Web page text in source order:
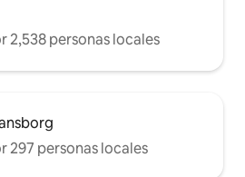
2,538 personas locales
297 personas locales